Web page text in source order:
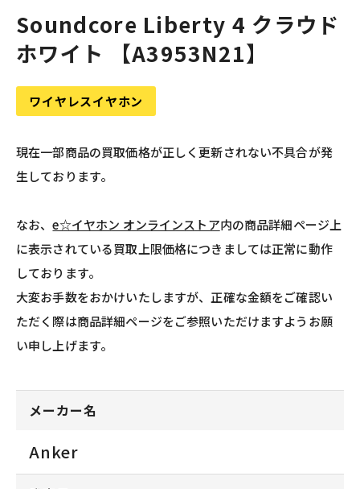
Soundcore Liberty 4 クラウド
ホワイト 【A3953N21】
ワイヤレスイヤホン
現在一部商品の買取価格が正しく更新されない不具合が発
生しております。
なお、e☆イヤホン オンラインストア内の商品詳細ページ上
に表示されている買取上限価格につきましては正常に動作
しております。
大変お手数をおかけいたしますが、正確な金額をご確認い
ただく際は商品詳細ページをご参照いただけますようお願
い申し上げます。
メーカー名
Anker